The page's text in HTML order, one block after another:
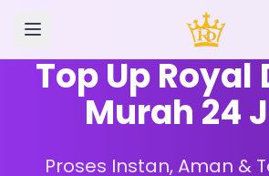
Top Up Royal
Murah 24
Proses Instan, Aman &